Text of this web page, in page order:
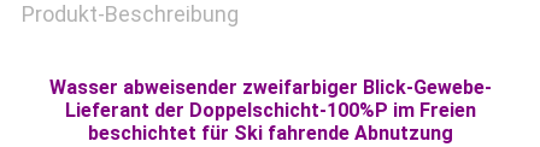
Produkt-Beschreibung
Wasser abweisender zweifarbiger Blick-Gewebe-
Lieferant der Doppelschicht-100%P im Freien
beschichtet für Ski fahrende Abnutzung